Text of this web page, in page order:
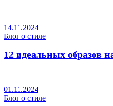
14.11.2024
Блог о стиле
12 идеальных образов
01.11.2024
Блог о стиле